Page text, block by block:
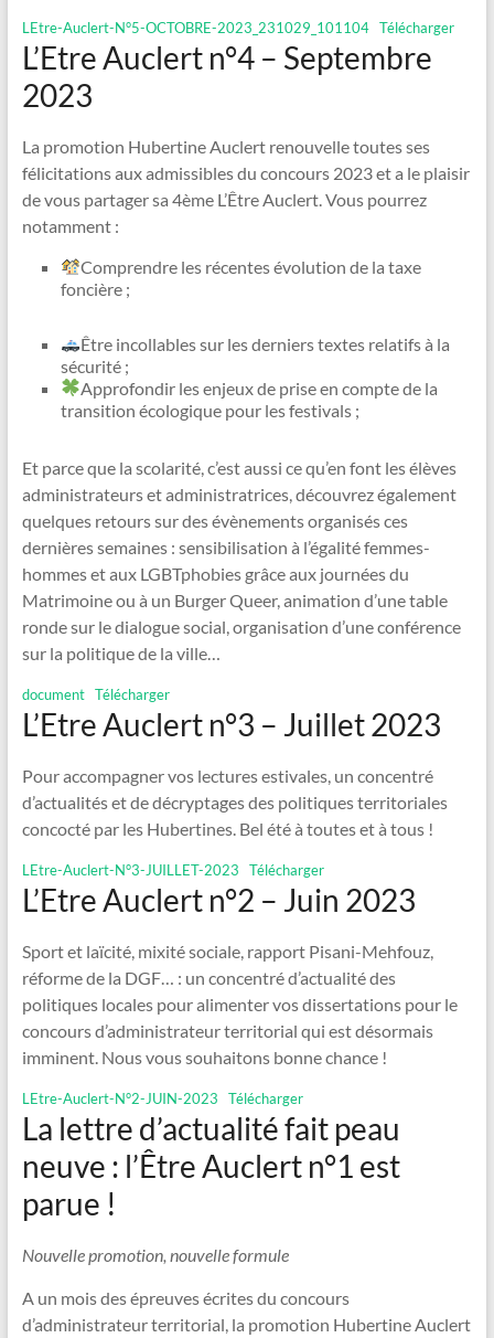
LEtre-Auclert-N°5-OCTOBRE-2023_231029_101104 Télécharger
L’Etre Auclert n°4 – Septembre
2023
La promotion Hubertine Auclert renouvelle toutes ses
félicitations aux admissibles du concours 2023 et a le plaisir
de vous partager sa 4ème L’Être Auclert. Vous pourrez
notamment :
Comprendre les récentes évolution de la taxe
foncière ;
Être incollables sur les derniers textes relatifs à la
sécurité ;
Approfondir les enjeux de prise en compte de la
transition écologique pour les festivals ;
Et parce que la scolarité, c’est aussi ce qu’en font les élèves
administrateurs et administratrices, découvrez également
quelques retours sur des évènements organisés ces
dernières semaines : sensibilisation à l’égalité femmes-
hommes et aux LGBTphobies grâce aux journées du
Matrimoine ou à un Burger Queer, animation d’une table
ronde sur le dialogue social, organisation d’une conférence
sur la politique de la ville…
document Télécharger
L’Etre Auclert n°3 – Juillet 2023
Pour accompagner vos lectures estivales, un concentré
d’actualités et de décryptages des politiques territoriales
concocté par les Hubertines. Bel été à toutes et à tous !
LEtre-Auclert-N°3-JUILLET-2023 Télécharger
L’Etre Auclert n°2 – Juin 2023
Sport et laïcité, mixité sociale, rapport Pisani-Mehfouz,
réforme de la DGF… : un concentré d’actualité des
politiques locales pour alimenter vos dissertations pour le
concours d’administrateur territorial qui est désormais
imminent. Nous vous souhaitons bonne chance !
LEtre-Auclert-N°2-JUIN-2023 Télécharger
La lettre d’actualité fait peau
neuve : l’Être Auclert n°1 est
parue !
Nouvelle promotion, nouvelle formule
A un mois des épreuves écrites du concours
d’administrateur territorial, la promotion Hubertine Auclert